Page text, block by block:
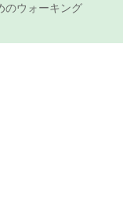
のウォーキング